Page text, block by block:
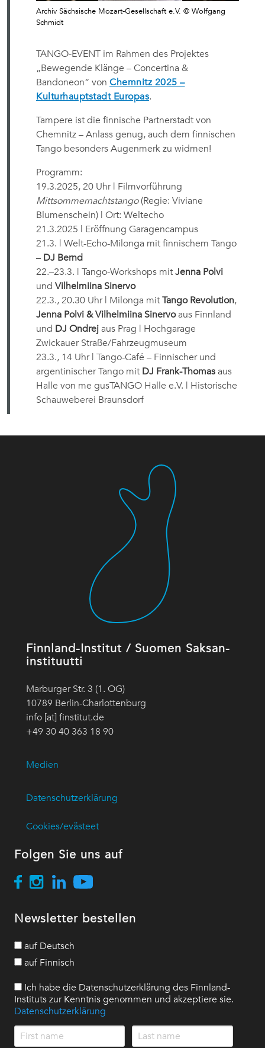
Archiv Sächsische Mozart-Gesellschaft e.V. © Wolfgang
Schmidt
TANGO-EVENT im Rahmen des Projektes
„Bewegende Klänge – Concertina &
Bandoneon“ von Chemnitz 2025 –
Kulturhauptstadt Europas.
Tampere ist die finnische Partnerstadt von
Chemnitz – Anlass genug, auch dem finnischen
Tango besonders Augenmerk zu widmen!
Programm:
19.3.2025, 20 Uhr | Filmvorführung
Mittsommernachtstango(Regie: Viviane
Blumenschein) | Ort: Weltecho
21.3.2025 | Eröffnung Garagencampus
21.3. | Welt-Echo-Milonga mit finnischem Tango
– DJ Bernd
22.–23.3. | Tango-Workshops mit Jenna Polvi
und Vilhelmiina Sinervo
22.3., 20.30 Uhr | Milonga mit Tango Revolution,
Jenna Polvi & Vilhelmiina Sinervoaus Finnland
und DJ Ondrej aus Prag | Hochgarage
Zwickauer Straße/Fahrzeugmuseum
23.3., 14 Uhr | Tango-Café – Finnischer und
argentinischer Tango mit DJ Frank-Thomas aus
Halle von me gusTANGO Halle e.V. | Historische
Schauweberei Braunsdorf
Finnland-Institut / Suomen Saksan-
instituutti
Marburger Str. 3 (1. OG)
10789 Berlin-Charlottenburg
info [at] finstitut.de
+49 30 40 363 18 90
Medien
Datenschutzerklärung
Cookies/evästeet
Folgen Sie uns auf
Newsletter bestellen
auf Deutsch
auf Finnisch
Ich habe die Datenschutzerklärung des Finnland-
Instituts zur Kenntnis genommen und akzeptiere sie.
Datenschutzerklärung